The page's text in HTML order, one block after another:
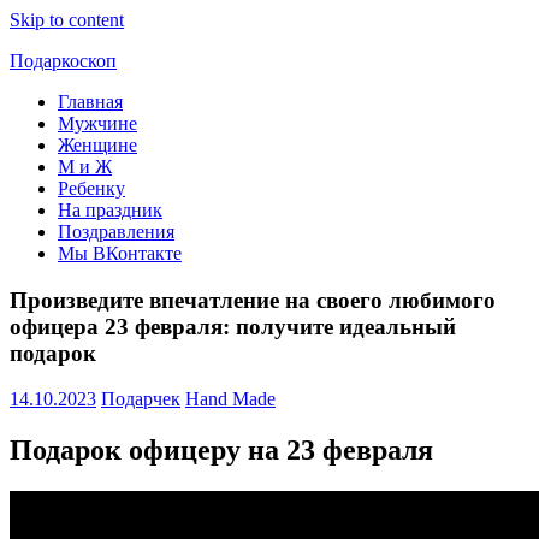
Skip to content
Подаркоскоп
Поможем
выбрать
подарить
Главная
Мужчине
Женщине
М и Ж
Ребенку
На праздник
Поздравления
Мы ВКонтакте
Произведите впечатление на своего любимого
офицера 23 февраля: получите идеальный
подарок
14.10.2023 Подарчек Hand Made
Подарок офицеру на 23 февраля